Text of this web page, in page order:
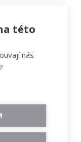
této
nás